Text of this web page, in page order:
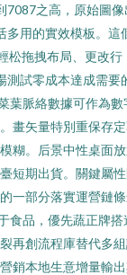
7087之高，原始圖像
多用的實效模板。這
松拖拽布局、更改行
測試零成本達成需要
葉脈絡數據可作為數
畫矢量特別重保存
糊。后景中性桌面
短期出貨。關鍵屬
一部分落實運營鏈
食品，優先蔬正牌搭
再創流程庫替代多
銷本地生意增量輸